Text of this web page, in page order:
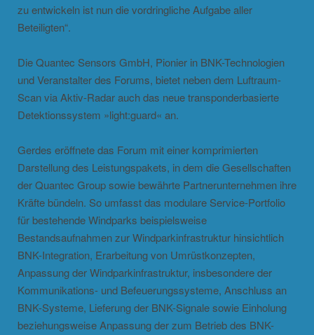
zu entwickeln ist nun die vordringliche Aufgabe aller
Beteiligten“.
Die Quantec Sensors GmbH, Pionier in BNK-Technologien
und Veranstalter des Forums, bietet neben dem Luftraum-
Scan via Aktiv-Radar auch das neue transponderbasierte
Detektionssystem »light:guard« an.
Gerdes eröffnete das Forum mit einer komprimierten
Darstellung des Leistungspakets, in dem die Gesellschaften
der Quantec Group sowie bewährte Partnerunternehmen ihre
Kräfte bündeln. So umfasst das modulare Service-Portfolio
für bestehende Windparks beispielsweise
Bestandsaufnahmen zur Windparkinfrastruktur hinsichtlich
BNK-Integration, Erarbeitung von Umrüstkonzepten,
Anpassung der Windparkinfrastruktur, insbesondere der
Kommunikations- und Befeuerungssysteme, Anschluss an
BNK-Systeme, Lieferung der BNK-Signale sowie Einholung
beziehungsweise Anpassung der zum Betrieb des BNK-